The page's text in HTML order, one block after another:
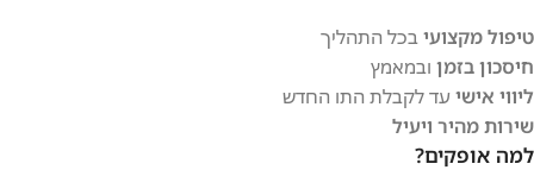
טיפול מקצועיבכל התהליך
חיסכון בזמן ובמאמץ
ליווי אישיעד לקבלת התו החדש
שירות מהיר ויעיל
למה אופקים?